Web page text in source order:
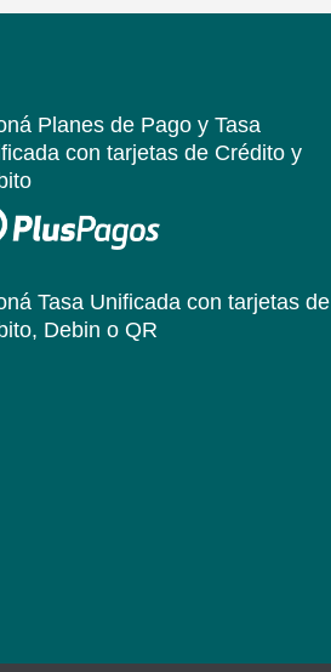
Planes de Pago y Tasa
con tarjetas de Crédito y
Tasa Unificadacon tarjetas de
Debin o QR